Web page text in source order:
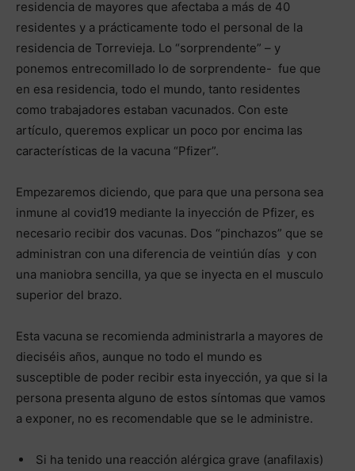
residencia de mayores que afectaba a más de 40
residentes y a prácticamente todo el personal de la
residencia de Torrevieja. Lo “sorprendente” – y
ponemos entrecomillado lo de sorprendente- fue que
en esa residencia, todo el mundo, tanto residentes
como trabajadores estaban vacunados. Con este
artículo, queremos explicar un poco por encima las
características de la vacuna “Pfizer”.
Empezaremos diciendo, que para que una persona sea
inmune al covid19 mediante la inyección de Pfizer, es
necesario recibir dos vacunas. Dos “pinchazos” que se
administran con una diferencia de veintiún días y con
una maniobra sencilla, ya que se inyecta en el musculo
superior del brazo.
Esta vacuna se recomienda administrarla a mayores de
dieciséis años, aunque no todo el mundo es
susceptible de poder recibir esta inyección, ya que si la
persona presenta alguno de estos síntomas que vamos
a exponer, no es recomendable que se le administre.
Si ha tenido una reacción alérgica grave (anafilaxis)